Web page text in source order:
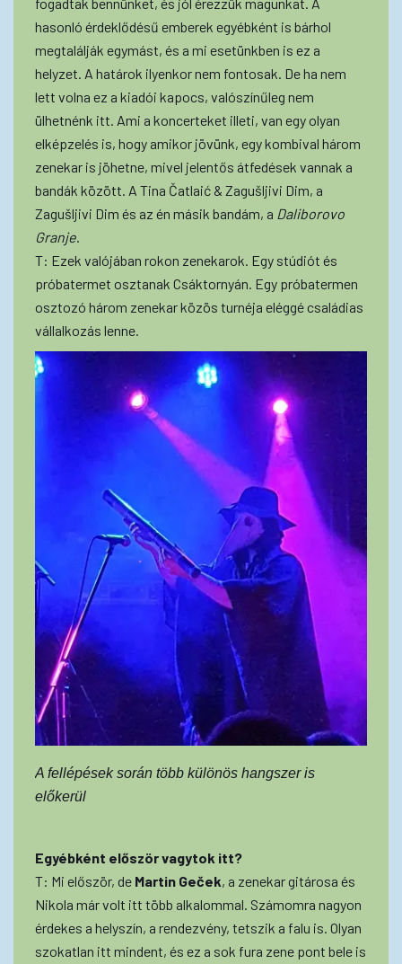
hasonló érdeklődésű emberek egyébként is bárhol
megtalálják egymást, és a mi esetünkben is ez a
helyzet. A határok ilyenkor nem fontosak. De ha nem
lett volna ez a kiadói kapocs, valószínűleg nem
ülhetnénk itt. Ami a koncerteket illeti, van egy olyan
elképzelés is, hogy amikor jövünk, egy kombival három
zenekar is jöhetne, mivel jelentős átfedések vannak a
bandák között. A Tina Čatlaić & Zagušljivi Dim, a
Zagušljivi Dim és az én másik bandám, a Daliborovo
Granje
T: Ezek valójában rokon zenekarok. Egy stúdiót és
próbatermet osztanak Csáktornyán. Egy próbatermen
osztozó három zenekar közös turnéja eléggé családias
vállalkozás lenne.
A fellépések során több különös hangszer is
előkerül
Egyébként először vagytok itt?
T: Mi először, de Martin Geček, a zenekar gitárosa és
Nikola már volt itt több alkalommal. Számomra nagyon
érdekes a helyszín, a rendezvény, tetszik a falu is. Olyan
szokatlan itt mindent, és ez a sok fura zene pont bele is